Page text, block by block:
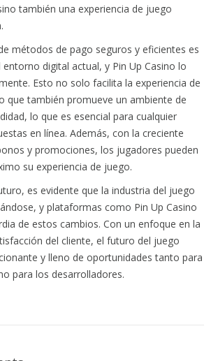
también una experiencia de juego
métodos de pago seguros y eficientes es
digital actual, y Pin Up Casino lo
Esto no solo facilita la experiencia de
que también promueve un ambiente de
lo que es esencial para cualquier
en línea. Además, con la creciente
y promociones, los jugadores pueden
su experiencia de juego.
es evidente que la industria del juego
y plataformas como Pin Up Casino
de estos cambios. Con un enfoque en la
del cliente, el futuro del juego
y lleno de oportunidades tanto para
para los desarrolladores.